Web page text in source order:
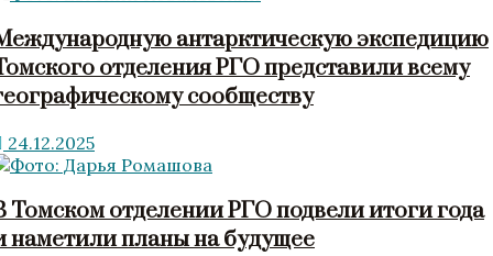
антарктическую экспедицию
отделения РГО представили всему
сообществу
24.12.2025
Томском отделении РГО подвели итоги года
наметили планы на будущее